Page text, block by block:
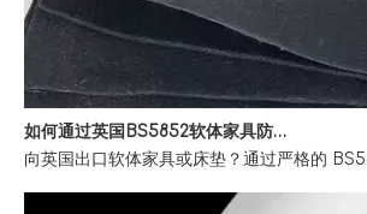
如何通过英国BS5852软体家具防火法规
向英国出口软体家具或床垫？通过严格的